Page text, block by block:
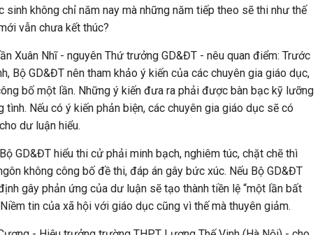
sinh không chỉ năm nay mà những năm tiếp theo sẽ thi như thế
vẫn chưa kết thúc?
Xuân Nhĩ - nguyên Thứ trưởng GD&ĐT - nêu quan điểm: Trước
Bộ GD&ĐT nên tham khảo ý kiến của các chuyên gia giáo dục,
bố một lần. Những ý kiến đưa ra phải được bàn bạc kỹ lưỡng
tình. Nếu có ý kiến phản biện, các chuyên gia giáo dục sẽ có
dư luận hiểu.
GD&ĐT hiểu thi cử phải minh bạch, nghiêm túc, chặt chẽ thì
không công bố đề thi, đáp án gây bức xúc. Nếu Bộ GD&ĐT
gây phản ứng của dư luận sẽ tạo thành tiền lệ “một lần bất
tin của xã hội với giáo dục cũng vì thế mà thuyên giảm.